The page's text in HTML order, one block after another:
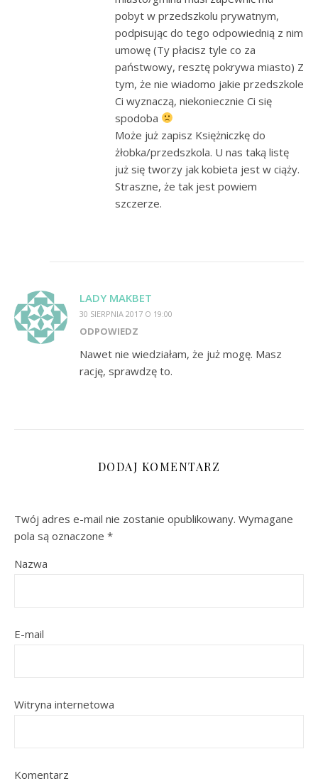
pobyt w przedszkolu prywatnym,
podpisując do tego odpowiednią z nim
umowę (Ty płacisz tyle co za
państwowy, resztę pokrywa miasto) Z
tym, że nie wiadomo jakie przedszkole
Ci wyznaczą, niekoniecznie Ci się
spodoba
Może już zapisz Księżniczkę do
żłobka/przedszkola. U nas taką listę
już się tworzy jak kobieta jest w ciąży.
Straszne, że tak jest powiem
szczerze.
LADY MAKBET
30 SIERPNIA 2017 O 19:00
ODPOWIEDZ
Nawet nie wiedziałam, że już mogę. Masz
rację, sprawdzę to.
DODAJ KOMENTARZ
Twój adres e-mail nie zostanie opublikowany. Wymagane
pola są oznaczone *
Nazwa
E-mail
Witryna internetowa
Komentarz